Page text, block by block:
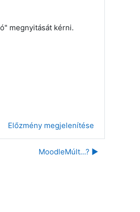
megnyitását kérni.
Előzmény megjelenítése
MoodleMúlt...? ▶︎